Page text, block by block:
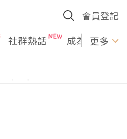
會員登記
社群熱話 成為U更多